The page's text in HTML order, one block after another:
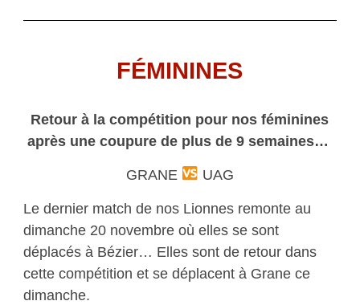
FÉMININES
Retour à la compétition pour nos féminines
après une coupure de plus de 9 semaines…
GRANE
UAG
Le dernier match de nos Lionnes remonte au
dimanche 20 novembre où elles se sont
déplacés à Bézier… Elles sont de retour dans
cette compétition et se déplacent à Grane ce
dimanche.